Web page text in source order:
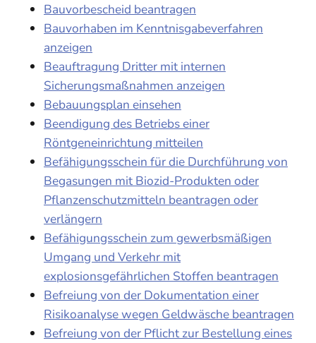
Bauvorbescheid beantragen
Bauvorhaben im Kenntnisgabeverfahren
anzeigen
Beauftragung Dritter mit internen
Sicherungsmaßnahmen anzeigen
Bebauungsplan einsehen
Beendigung des Betriebs einer
Röntgeneinrichtung mitteilen
Befähigungsschein für die Durchführung von
Begasungen mit Biozid-Produkten oder
Pflanzenschutzmitteln beantragen oder
verlängern
Befähigungsschein zum gewerbsmäßigen
Umgang und Verkehr mit
explosionsgefährlichen Stoffen beantragen
Befreiung von der Dokumentation einer
Risikoanalyse wegen Geldwäsche beantragen
Befreiung von der Pflicht zur Bestellung eines